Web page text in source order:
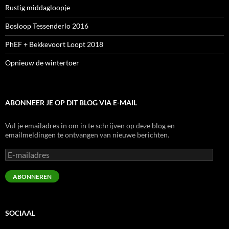
Rustig middagloopje
Bosloop Tessenderlo 2016
PhEF + Bekkevoort Loopt 2018
Opnieuw de wintertoer
ABONNEER JE OP DIT BLOG VIA E-MAIL
Vul je emailadres in om in te schrijven op deze blog en
emailmeldingen te ontvangen van nieuwe berichten.
E-
mailadres
ABONNEREN
SOCIAAL